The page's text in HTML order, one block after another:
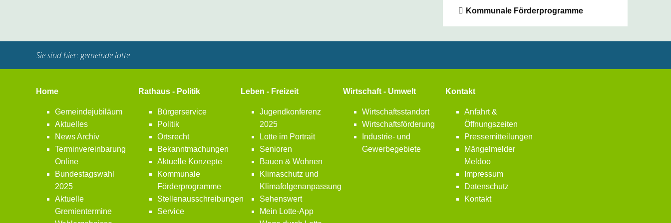
Kommunale Förderprogramme
Sie sind hier:gemeinde lotte
Home
Gemeindejubiläum
Aktuelles
News Archiv
Terminvereinbarung
Online
Bundestagswahl
2025
Aktuelle
Gremientermine
Rathaus - Politik
Bürgerservice
Politik
Ortsrecht
Bekanntmachungen
Aktuelle Konzepte
Kommunale
Förderprogramme
Stellenausschreibungen
Service
Leben - Freizeit
Jugendkonferenz
2025
Lotte im Portrait
Senioren
Bauen & Wohnen
Klimaschutz und
Klimafolgenanpassung
Sehenswert
Mein Lotte-App
Wirtschaft - Umwelt
Wirtschaftsstandort
Wirtschaftsförderung
Industrie- und
Gewerbegebiete
Kontakt
Anfahrt &
Öffnungszeiten
Pressemitteilungen
Mängelmelder
Meldoo
Impressum
Datenschutz
Kontakt